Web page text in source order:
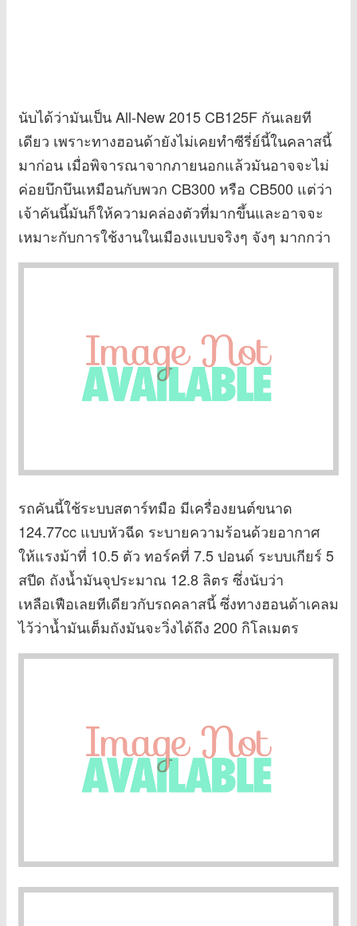
นับได้ว่ามันเป็น All-New 2015 CB125F กันเลยที
เดียว เพราะทางฮอนด้ายังไม่เคยทำซีรี่ย์นี้ในคลาสนี้
มาก่อน เมื่อพิจารณาจากภายนอกแล้วมันอาจจะไม่
ค่อยบึกบึนเหมือนกับพวก CB300 หรือ CB500 แต่ว่า
เจ้าคันนี้มันก็ให้ความคล่องตัวที่มากขึ้นและอาจจะ
เหมาะกับการใช้งานในเมืองแบบจริงๆ จังๆ มากกว่า
รถคันนี้ใช้ระบบสตาร์ทมือ มีเครื่องยนต์ขนาด
124.77cc แบบหัวฉีด ระบายความร้อนด้วยอากาศ
ให้แรงม้าที่ 10.5 ตัว ทอร์คที่ 7.5 ปอนด์ ระบบเกียร์ 5
สปีด ถังน้ำมันจุประมาณ 12.8 ลิตร ซึ่งนับว่า
เหลือเฟือเลยทีเดียวกับรถคลาสนี้ ซึ่งทางฮอนด้าเคลม
ไว้ว่าน้ำมันเต็มถังมันจะวิ่งได้ถึง 200 กิโลเมตร